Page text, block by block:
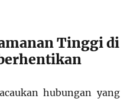
Tinggi di
hubungan yang